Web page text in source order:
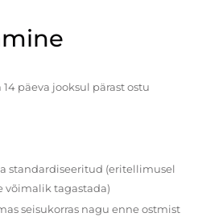
päeva jooksul pärast ostu
standardiseeritud (eritellimusel
võimalik tagastada)
seisukorras nagu enne ostmist